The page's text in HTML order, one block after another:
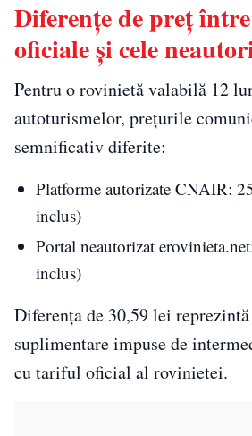
Diferențe de preț
oficiale și cele
Pentru o rovinietă valabilă 12
autoturismelor, prețurile
semnificativ diferite:
Platforme autorizate CNAIR:
inclus)
Portal neautorizat
inclus)
Diferența de 30,59 lei
suplimentare impuse de
cu tariful oficial al rovinietei.